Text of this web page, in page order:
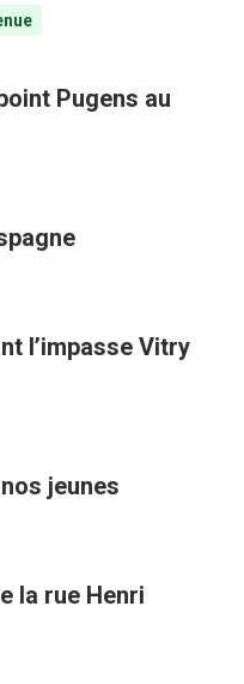
Pugens au
l’impasse Vitry
jeunes
la rue Henri